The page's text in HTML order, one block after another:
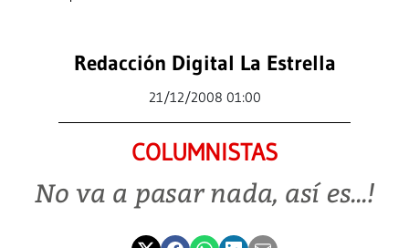
Redacción Digital La Estrella
21/12/2008 01:00
COLUMNISTAS
No va a pasar nada, así es...!